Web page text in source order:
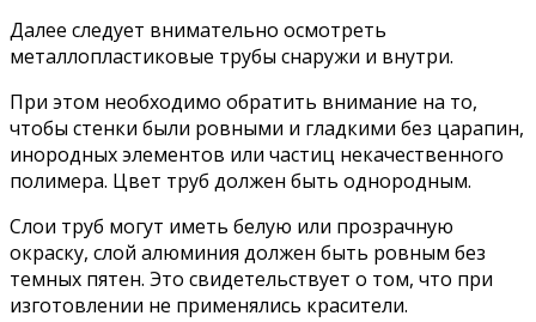
Далее следует внимательно осмотреть
металлопластиковые трубы снаружи и внутри.
При этом необходимо обратить внимание на то,
чтобы стенки были ровными и гладкими без царапин,
инородных элементов или частиц некачественного
полимера. Цвет труб должен быть однородным.
Слои труб могут иметь белую или прозрачную
окраску, слой алюминия должен быть ровным без
темных пятен. Это свидетельствует о том, что при
изготовлении не применялись красители.